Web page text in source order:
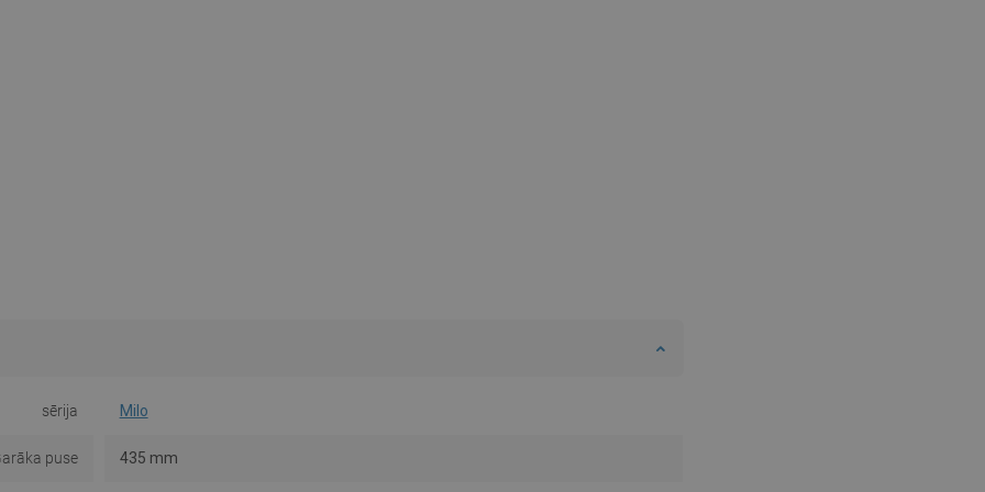
sērija Milo
puse 435 mm